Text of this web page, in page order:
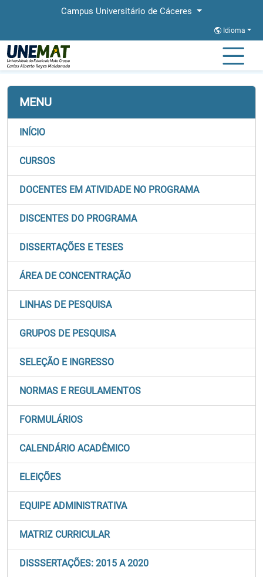
Campus Universitário de Cáceres
Idioma
Página Inicial PROFLETRAS
MENU
INÍCIO
CURSOS
DOCENTES EM ATIVIDADE NO PROGRAMA
DISCENTES DO PROGRAMA
DISSERTAÇÕES E TESES
ÁREA DE CONCENTRAÇÃO
LINHAS DE PESQUISA
GRUPOS DE PESQUISA
SELEÇÃO E INGRESSO
NORMAS E REGULAMENTOS
FORMULÁRIOS
CALENDÁRIO ACADÊMICO
ELEIÇÕES
EQUIPE ADMINISTRATIVA
MATRIZ CURRICULAR
DISSSERTAÇÕES: 2015 A 2020